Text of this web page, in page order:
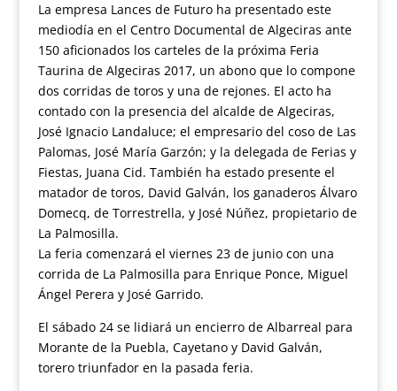
La empresa Lances de Futuro ha presentado este
mediodía en el Centro Documental de Algeciras ante
150 aficionados los carteles de la próxima Feria
Taurina de Algeciras 2017, un abono que lo compone
dos corridas de toros y una de rejones. El acto ha
contado con la presencia del alcalde de Algeciras,
José Ignacio Landaluce; el empresario del coso de Las
Palomas, José María Garzón; y la delegada de Ferias y
Fiestas, Juana Cid. También ha estado presente el
matador de toros, David Galván, los ganaderos Álvaro
Domecq, de Torrestrella, y José Núñez, propietario de
La Palmosilla.
La feria comenzará el viernes 23 de junio con una
corrida de La Palmosilla para Enrique Ponce, Miguel
Ángel Perera y José Garrido.
El sábado 24 se lidiará un encierro de Albarreal para
Morante de la Puebla, Cayetano y David Galván,
torero triunfador en la pasada feria.